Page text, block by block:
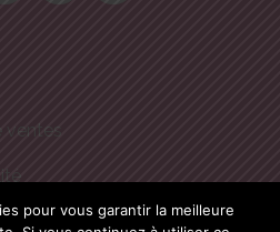
ventes
pour vous garantir la meilleure